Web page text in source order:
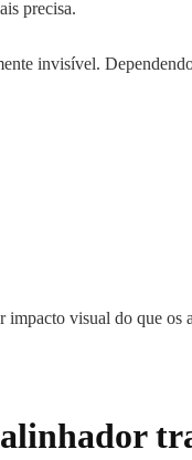
precisa.
invisível.
visual do que os